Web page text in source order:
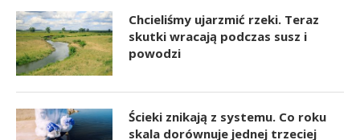
Chcieliśmy ujarzmić rzeki. Teraz
skutki wracają podczas susz i
powodzi
Ścieki znikają z systemu. Co roku
skala dorównuje jednej trzeciej